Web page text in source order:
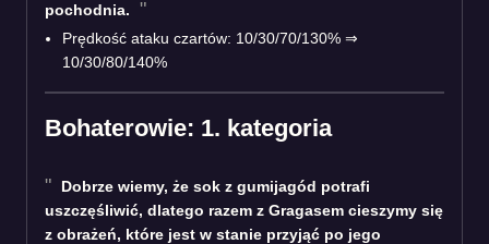
pochodnia.
Prędkość ataku czartów: 10/30/70/130% ⇒
10/30/80/140%
Bohaterowie: 1. kategoria
Dobrze wiemy, że sok z gumijagód potrafi
uszczęśliwić, dlatego razem z Gragasem cieszymy się
z obrażeń, które jest w stanie przyjąć po jego